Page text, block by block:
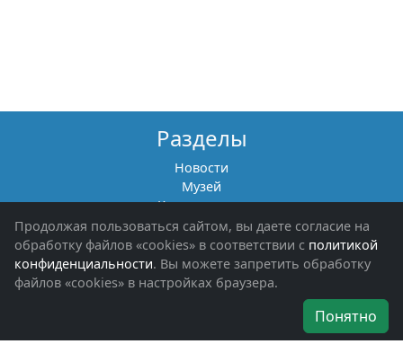
Разделы
Новости
Музей
Книги памяти
Фотоальбомы
Обращения граждан
Помощь участникам СВО и их семьям
Об организации
Продолжая пользоваться сайтом, вы даете согласие на
обработку файлов «cookies» в соответствии с политикой
конфиденциальности. Вы можете запретить обработку
файлов «cookies» в настройках браузера.
Понятно